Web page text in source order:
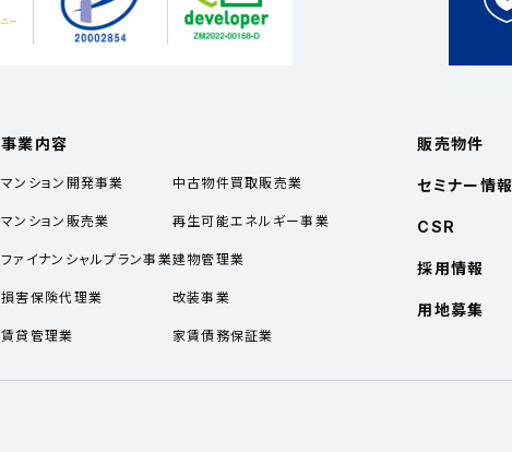
事業内容
マンション開発事業
マンション販売業
ファイナンシャルプラン事業
損害保険代理業
賃貸管理業
中古物件買取販売業
再生可能エネルギー事業
建物管理業
改装事業
家賃債務保証業
販売物件
セミナー情報
CSR
採用情報
用地募集